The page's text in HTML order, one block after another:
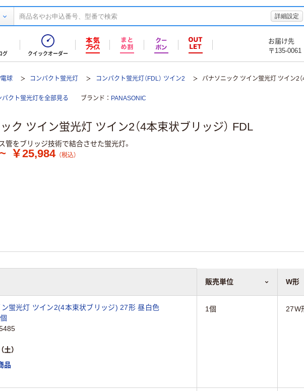
詳細設定
グ クイックオーダー
お届け先
〒135-0061
球 コンパクト蛍光灯 コンパクト蛍光灯（FDL） ツイン2 パナソニック ツイン蛍光灯 ツイン2
クト蛍光灯を全部見る ブランド PANASONIC
ク ツイン蛍光灯 ツイン2（4本束状ブリッジ） FDL
管をブリッジ技術で結合させた蛍光灯。
~ ￥25,984 （税込）
販売単位 W形
蛍光灯 ツイン2(4本束状ブリッジ) 27形 昼白色
土）
品
1個 27W